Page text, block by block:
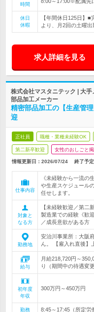
時間
休日
休暇
【年間休日125日】
より、月2回の土曜
求人詳細を見る
株式会社マスタニテック | 大
部品加工メーカー
精密部品加工の【生産管
迎
正社員 職種・業種未経験OK
第二新卒歓迎 女性のおしごと
情報更新日：2026/07/24 終了予定
仕事内容
《未経験から一流の
や生産スケジュール
任せします。
対象と
なる方
【未経験歓迎／第二
製造業での経験《歓
／成長意欲がある方
勤務地
安治川事業所：大阪
ん。 【雇入れ直後】
給与
月給218,720円～
り（期間中の待遇変
初年度
年収
300万円～450万円
勤務 8:45～17:45（所定